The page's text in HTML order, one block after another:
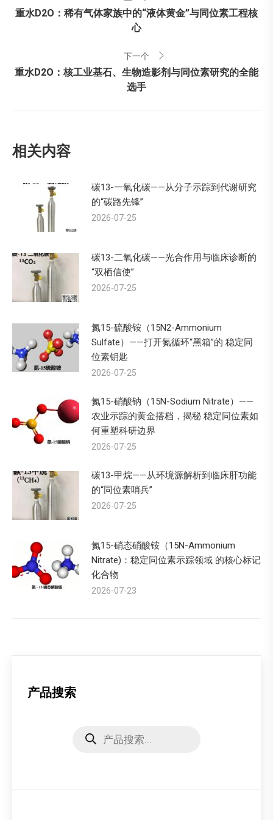
章
航
上
一
重水D2O：稀有气体家族中的“液体黄金”与同位素工程核
心
下一个
下
一
重水D2O：核工业基石、生物造影剂与同位素研究的全能
选手
相关内容
碳13-一氧化碳——从分子示踪到代谢研究
的“碳路先锋”
2026-07-25
碳13-二氧化碳——光合作用与临床诊断的
“双栖信使”
2026-07-25
氮15-硫酸铵（15N2-Ammonium
Sulfate）——打开氮循环“黑箱”的 稳定同
位素钥匙
2026-07-25
氮15-硝酸钠（15N-Sodium Nitrate）——
农业示踪的黄金搭档，揭秘 稳定同位素如
何重塑科研边界
2026-07-25
碳13-甲烷——从环境源解析到临床肝功能
的“同位素哨兵”
2026-07-25
氮15-硝态硝酸铵（15N-Ammonium
Nitrate)：稳定同位素示踪领域 的核心标记
化合物
2026-07-23
产品搜索
search